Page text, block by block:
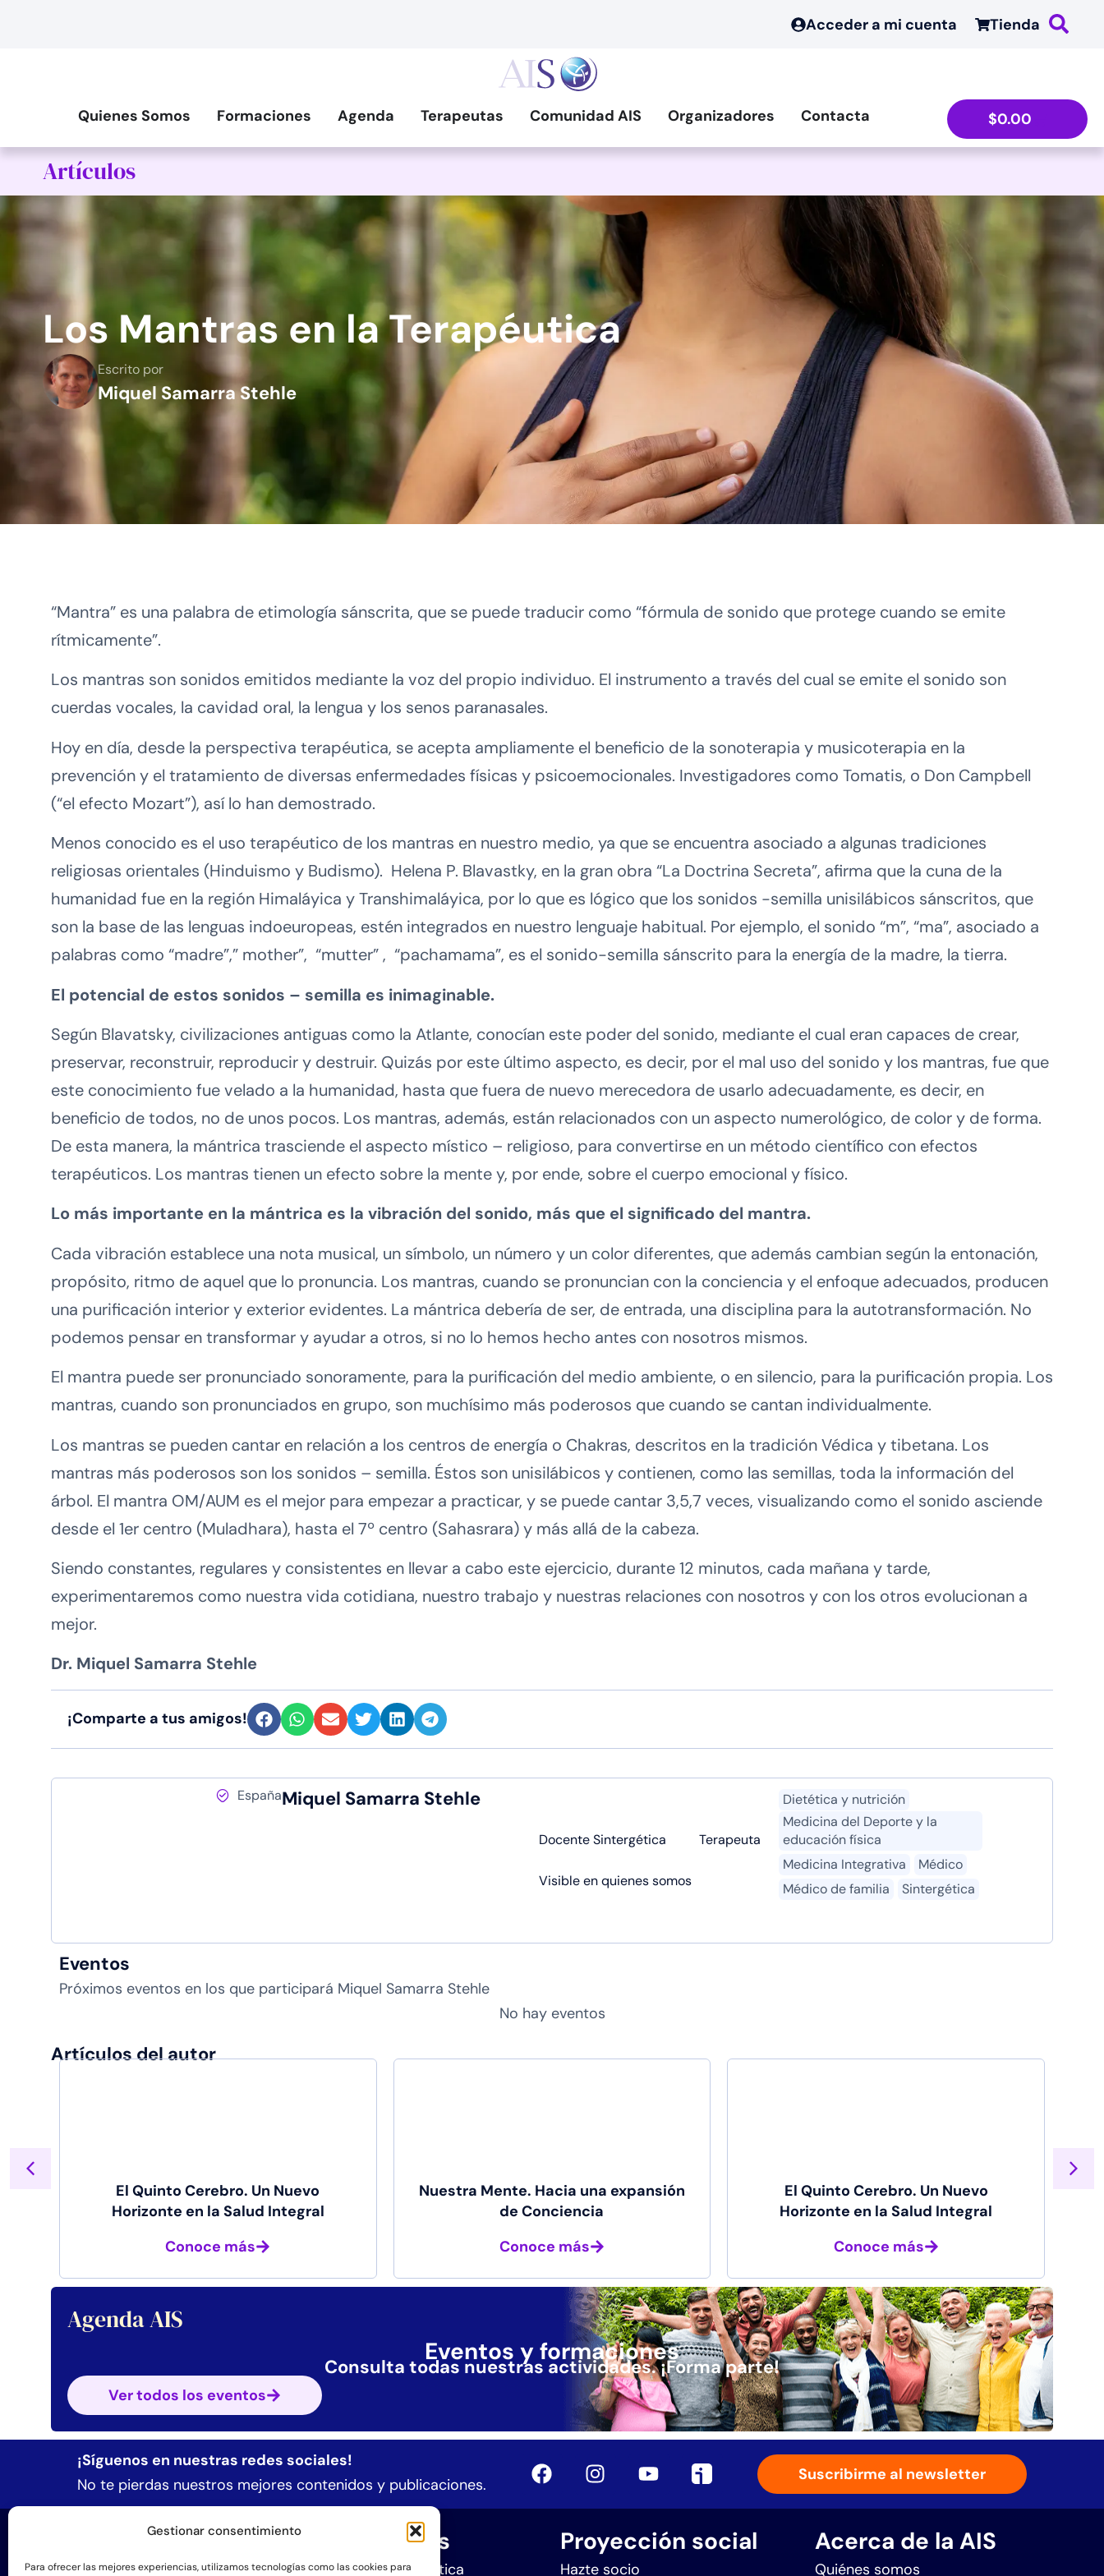
Gestionar consentimiento
Para ofrecer las mejores experiencias, utilizamos tecnologías como las cookies para
Acceder a mi cuenta Tienda
Quienes Somos Formaciones Agenda Terapeutas Comunidad AIS Organizadores Contacta $0.00
Artículos
Los Mantras en la Terapéutica
Escrito por
Miquel Samarra Stehle
“Mantra” es una palabra de etimología sánscrita, que se puede traducir como “fórmula de sonido que protege cuando se emite
rítmicamente”.
Los mantras son sonidos emitidos mediante la voz del propio individuo. El instrumento a través del cual se emite el sonido son
cuerdas vocales, la cavidad oral, la lengua y los senos paranasales.
Hoy en día, desde la perspectiva terapéutica, se acepta ampliamente el beneficio de la sonoterapia y musicoterapia en la
prevención y el tratamiento de diversas enfermedades físicas y psicoemocionales. Investigadores como Tomatis, o Don Campbell
(“el efecto Mozart”), así lo han demostrado.
Menos conocido es el uso terapéutico de los mantras en nuestro medio, ya que se encuentra asociado a algunas tradiciones
religiosas orientales (Hinduismo y Budismo). Helena P. Blavastky, en la gran obra “La Doctrina Secreta”, afirma que la cuna de la
humanidad fue en la región Himaláyica y Transhimaláyica, por lo que es lógico que los sonidos -semilla unisilábicos sánscritos, que
son la base de las lenguas indoeuropeas, estén integrados en nuestro lenguaje habitual. Por ejemplo, el sonido “m”, “ma”, asociado a
palabras como “madre”,” mother”, “mutter” , “pachamama”, es el sonido-semilla sánscrito para la energía de la madre, la tierra.
El potencial de estos sonidos – semilla es inimaginable.
Según Blavatsky, civilizaciones antiguas como la Atlante, conocían este poder del sonido, mediante el cual eran capaces de crear,
preservar, reconstruir, reproducir y destruir. Quizás por este último aspecto, es decir, por el mal uso del sonido y los mantras, fue que
este conocimiento fue velado a la humanidad, hasta que fuera de nuevo merecedora de usarlo adecuadamente, es decir, en
beneficio de todos, no de unos pocos. Los mantras, además, están relacionados con un aspecto numerológico, de color y de forma.
De esta manera, la mántrica trasciende el aspecto místico – religioso, para convertirse en un método científico con efectos
terapéuticos. Los mantras tienen un efecto sobre la mente y, por ende, sobre el cuerpo emocional y físico.
Lo más importante en la mántrica es la vibración del sonido, más que el significado del mantra.
Cada vibración establece una nota musical, un símbolo, un número y un color diferentes, que además cambian según la entonación,
propósito, ritmo de aquel que lo pronuncia. Los mantras, cuando se pronuncian con la conciencia y el enfoque adecuados, producen
una purificación interior y exterior evidentes. La mántrica debería de ser, de entrada, una disciplina para la autotransformación. No
podemos pensar en transformar y ayudar a otros, si no lo hemos hecho antes con nosotros mismos.
El mantra puede ser pronunciado sonoramente, para la purificación del medio ambiente, o en silencio, para la purificación propia. Los
mantras, cuando son pronunciados en grupo, son muchísimo más poderosos que cuando se cantan individualmente.
Los mantras se pueden cantar en relación a los centros de energía o Chakras, descritos en la tradición Védica y tibetana. Los
mantras más poderosos son los sonidos – semilla. Éstos son unisilábicos y contienen, como las semillas, toda la información del
árbol. El mantra OM/AUM es el mejor para empezar a practicar, y se puede cantar 3,5,7 veces, visualizando como el sonido asciende
desde el 1er centro (Muladhara), hasta el 7º centro (Sahasrara) y más allá de la cabeza.
Siendo constantes, regulares y consistentes en llevar a cabo este ejercicio, durante 12 minutos, cada mañana y tarde,
experimentaremos como nuestra vida cotidiana, nuestro trabajo y nuestras relaciones con nosotros y con los otros evolucionan a
mejor.
Dr. Miquel Samarra Stehle
¡Comparte a tus amigos!
EspañaMiquel Samarra Stehle
Docente Sintergética Terapeuta
Visible en quienes somos
Dietética y nutrición
Medicina del Deporte y la
educación física
Medicina Integrativa
Médico
Médico de familia
Sintergética
Eventos
Próximos eventos en los que participará Miquel Samarra Stehle
No hay eventos
Artículos del autor
El Quinto Cerebro. Un Nuevo
Horizonte en la Salud Integral
Conoce más
Nuestra Mente. Hacia una expansión
de Conciencia
Conoce más
El Quinto Cerebro. Un Nuevo
Horizonte en la Salud Integral
Conoce más
Agenda AIS
Eventos y formaciones
Consulta todas nuestras actividades.¡Forma parte!
Ver todos los eventos
¡Síguenos en nuestras redes sociales!
No te pierdas nuestros mejores contenidos y publicaciones.
Suscribirme al newsletter
Formaciones
Formación Sintergética
Proyección social
Hazte socio
Acerca de la AIS
Quiénes somos